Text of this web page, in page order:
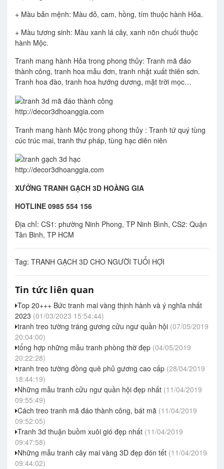
+ Màu bản mệnh: Màu đỏ, cam, hồng, tím thuộc hành Hỏa.
+ Màu tương sinh: Màu xanh lá cây, xanh nõn chuối thuộc
hành Mộc.
Tranh mang hành Hỏa trong phong thủy: Tranh mã đáo
thành công, tranh hoa mẫu đơn, tranh nhật xuất thiên sơn.
Tranh hoa đào, tranh hoa hướng dương, mặt trời mọc…
http://decor3dhoanggia.com
Tranh mang hành Mộc trong phong thủy : Tranh tứ quý tùng
cúc trúc mai, tranh thư pháp, tùng hạc diên niên
http://decor3dhoanggia.com
XƯỞNG TRANH GẠCH 3D HOÀNG GIA
HOTLINE 0985 554 156
Địa chỉ: CS1: phường Ninh Phong, TP Ninh Bình, CS2: Quận
Tân Binh, TP HCM
Tag: TRANH GẠCH 3D CHO NGƯỜI TUỔI HỢI
Tin tức liên quan
Top 20+++ Bức tranh mai vàng thịnh hành và ý nghĩa nhất
2023 (01/03/2023 15:54:44)
tranh treo tường tráng gương cửu ngư quần hội (07/05/2019
20:04:00)
tổng hợp những mẫu tranh phòng thờ đẹp (04/05/2019
20:22:28)
tranh treo tường đồng quê phủ gương cao cấp (28/04/2019
18:44:19)
Những mẫu tranh cửu ngư quần hội đẹp nhất (11/04/2019
09:55:49)
Cách treo tranh mã đáo thành công, bát mã (11/04/2019
09:52:05)
Tranh 3d thuận buồm xuôi gió đẹp nhất (11/04/2019
09:47:58)
Những mẫu tranh cây mai vàng 3D đẹp đón tết (11/04/2019
09:44:02)